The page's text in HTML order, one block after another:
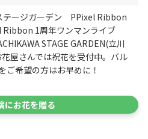
テージガーデン PPixel Ribbon
Ribbon 1周年ワンマンライブ
STAGE GARDEN(立川
屋さんでは祝花を受付中。バル
ご希望の方はお早めに！
にお花を贈る